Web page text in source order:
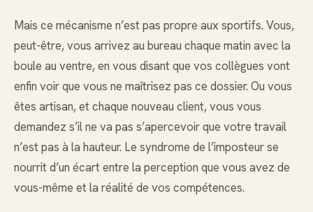
Mais ce mécanisme n’est pas propre aux sportifs. Vous,
peut-être, vous arrivez au bureau chaque matin avec la
boule au ventre, en vous disant que vos collègues vont
enfin voir que vous ne maîtrisez pas ce dossier. Ou vous
êtes artisan, et chaque nouveau client, vous vous
demandez s’il ne va pas s’apercevoir que votre travail
n’est pas à la hauteur. Le syndrome de l’imposteur se
nourrit d’un écart entre la perception que vous avez de
vous-même et la réalité de vos compétences.